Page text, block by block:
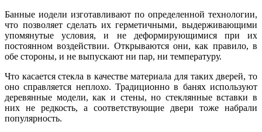
Банные иодели изготавливают по определенной технологии,
что позволяет сделать их герметичными, выдерживающими
упомянутые условия, и не деформирующимися при их
постоянном воздействии. Открываются они, как правило, в
обе стороны, и не выпускают ни пар, ни температуру.
Что касается стекла в качестве материала для таких дверей, то
оно справляется неплохо. Традиционно в банях используют
деревянные модели, как и стены, но стеклянные вставки в
них не редкость, а соответствующие двери тоже набрали
популярность.